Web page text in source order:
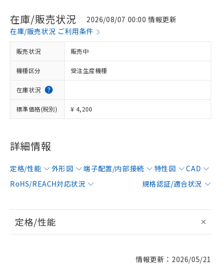
在庫/販売状況
2026/08/07 00:00 情報更新
在庫/販売状況 ご利用条件
販売状況 販売中
機種区分 受注生産機種
在庫状況
標準価格(税別) ¥ 4,200
詳細情報
定格/性能 外形図 端子配置/内部接続 特性図
CAD
RoHS/REACH対応状況
規格認証/適合状況
定格/性能
情報更新：2026/05/21